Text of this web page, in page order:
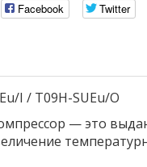
Facebook Twitter
I / T09H-SUEu/O
— это